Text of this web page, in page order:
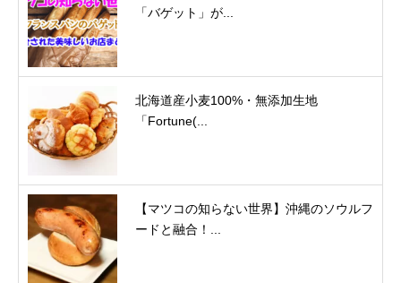
「バゲット」が...
北海道産小麦100%・無添加生地
「Fortune(...
【マツコの知らない世界】沖縄のソウルフ
ードと融合！...